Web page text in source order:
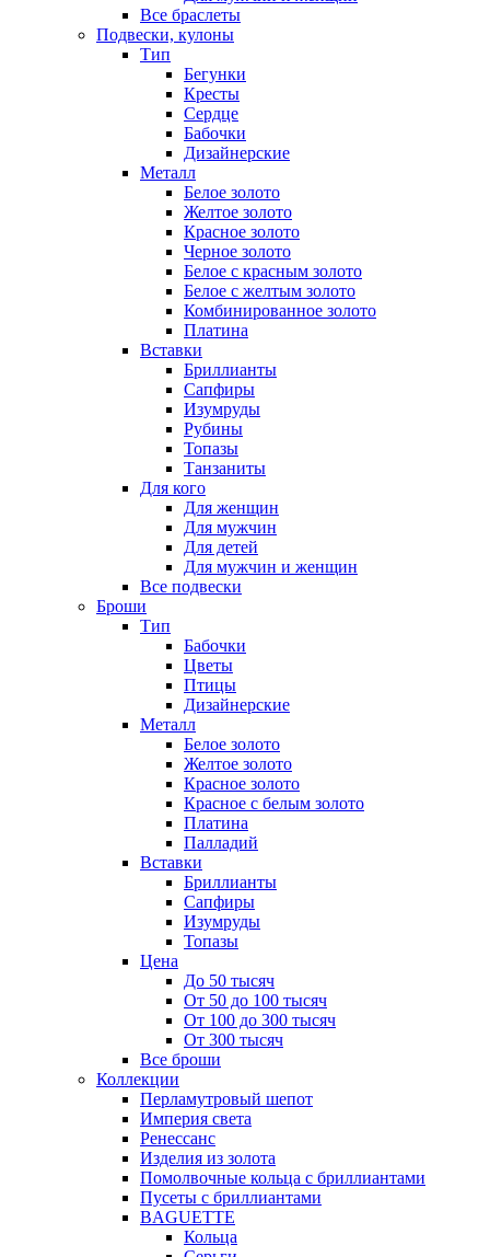
Все браслеты
Подвески, кулоны
Тип
Бегунки
Кресты
Сердце
Бабочки
Дизайнерские
Металл
Белое золото
Желтое золото
Красное золото
Черное золото
Белое с красным золото
Белое с желтым золото
Комбинированное золото
Платина
Вставки
Бриллианты
Сапфиры
Изумруды
Рубины
Топазы
Танзаниты
Для кого
Для женщин
Для мужчин
Для детей
Для мужчин и женщин
Все подвески
Броши
Тип
Бабочки
Цветы
Птицы
Дизайнерские
Металл
Белое золото
Желтое золото
Красное золото
Красное с белым золото
Платина
Палладий
Вставки
Бриллианты
Сапфиры
Изумруды
Топазы
Цена
До 50 тысяч
От 50 до 100 тысяч
От 100 до 300 тысяч
От 300 тысяч
Все броши
Коллекции
Перламутровый шепот
Империя света
Ренессанс
Изделия из золота
Помолвочные кольца с бриллиантами
Пусеты с бриллиантами
BAGUETTE
Кольца